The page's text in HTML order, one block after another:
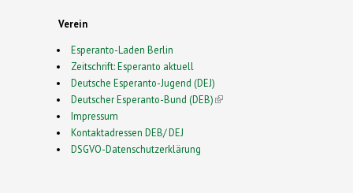
Verein
Esperanto-Laden Berlin
Zeitschrift: Esperanto aktuell
Deutsche Esperanto-Jugend (DEJ)
Deutscher Esperanto-Bund (DEB)(link is external)
Impressum
Kontaktadressen DEB/ DEJ
DSGVO-Datenschutzerklärung